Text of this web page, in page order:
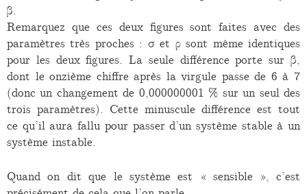
β.
Remarquez que ces deux figures sont faites avec des
paramètres très proches : σ et ρ sont même identiques
pour les deux figures. La seule différence porte sur β,
dont le onzième chiffre après la virgule passe de 6 à 7
(donc un changement de 0,000000001 % sur un seul des
trois paramètres). Cette minuscule différence est tout
ce qu’il aura fallu pour passer d’un système stable à un
système instable.
Quand on dit que le système est « sensible », c’est